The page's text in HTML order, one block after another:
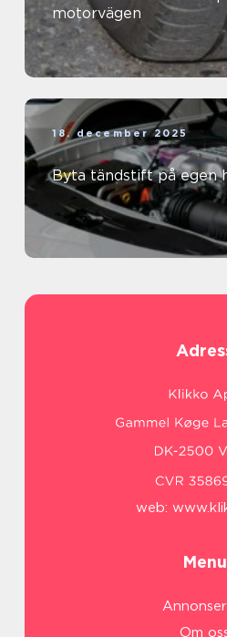
motorvägen
18. december 2025
Byta tändstift på egen
web:
Menu
Om